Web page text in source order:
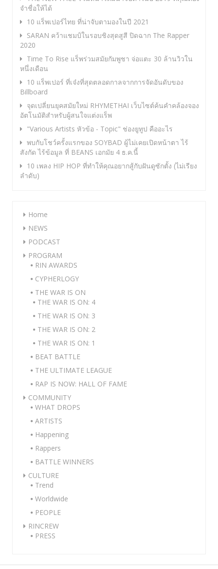
จำชื่อให้ได้
10 แร็พเปอร์ไทย ที่น่าจับตามองในปี 2021
SARAN คว้าแชมป์ในรอบชิงสุดสูสี ปิดฉาก The Rapper
2020
Time To Rise แร็พร่วมสมัยกัมพูชา จ่อแตะ 30 ล้านวิวใน
หนึ่งเดือน
10 แร็พเปอร์ ที่เจ๋งที่สุดตลอดกาลจากการจัดอันดับของ
Billboard
จุดเปลี่ยนยุคสมัยใหม่ RHYMETHAI เว็บไซต์ค้นคำคล้องจอง
อัตโนมัติสำหรับผู้สนใจแต่งแร็พ
"Various Artists หัวข้อ - Topic" ช่องยูทูป คืออะไร
พบกับโชว์ครั้งแรกของ SOYBAD ผู้ไม่เคยเปิดหน้าตา ไร้
สังกัด ไร้ข้อมูล ที่ BEANS เอกมัย 4 ธ.ค.นี้
10 เพลง HIP HOP ที่ทำให้คุณอยากสู้กับฝันดูซักตั้ง (ไม่เรียง
ลำดับ)
Home
NEWS
PODCAST
PROGRAM
RIN AWARDS
CYPHERLOGY
THE WAR IS ON
THE WAR IS ON: 4
THE WAR IS ON: 3
THE WAR IS ON: 2
THE WAR IS ON: 1
BEAT BATTLE
THE ULTIMATE LEAGUE
RAP IS NOW: HALL OF FAME
COMMUNITY
WHAT DROPS
ARTISTS
Happening
Rappers
BATTLE WINNERS
CULTURE
Trend
Worldwide
PEOPLE
RINCREW
PRESS